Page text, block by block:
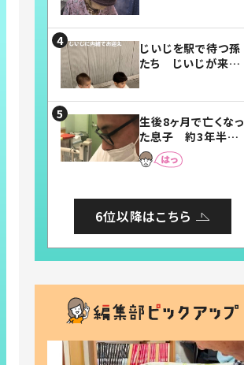
じいじを駅で待つ孫
たち じいじが来た
まらない」「幸せにな
れる」
生後8ヶ月で亡くなっ
た息子 約3年半
後、当時の妻の日記
に書いてあった本音
6位以降はこちら